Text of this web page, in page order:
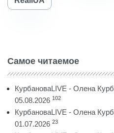
Самое читаемое
КурбановаLIVE - Олена
05.08.2026 102
КурбановаLIVE - Олена
01.07.2026 23